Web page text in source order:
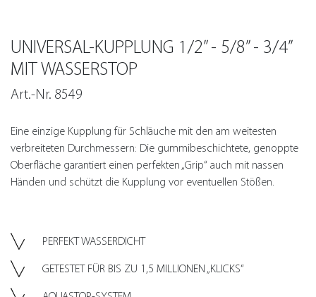
UNIVERSAL-KUPPLUNG 1/2” - 5/8” - 3/4”
MIT WASSERSTOP
Art.-Nr. 8549
Eine einzige Kupplung für Schläuche mit den am weitesten
verbreiteten Durchmessern: Die gummibeschichtete, genoppte
Oberfläche garantiert einen perfekten „Grip“ auch mit nassen
Händen und schützt die Kupplung vor eventuellen Stößen.
PERFEKT WASSERDICHT
GETESTET FÜR BIS ZU 1,5 MILLIONEN „KLICKS“